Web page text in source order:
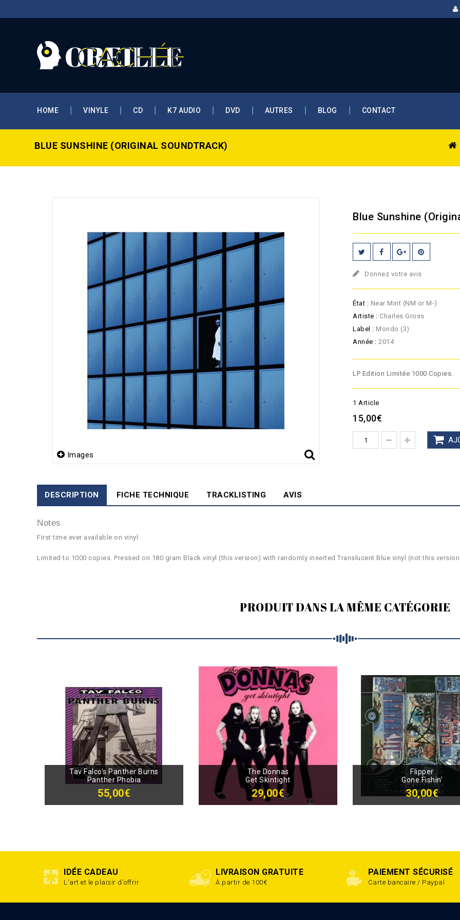
HOME VINYLE CD K7 AUDIO DVD AUTRES BLOG CONTACT
BLUE SUNSHINE (ORIGINAL SOUNDTRACK)
Images
Blue Sunshine
Donnez votre avis
État : Near Mint (NM or M-)
Artiste : Charles Gross
Label : Mondo (3)
Année : 2014
LP Edition Limitée 1000 Copies.
1 Article
15,00€
DESCRIPTION FICHE TECHNIQUE TRACKLISTING AVIS
Notes
First time ever available on vinyl.
Limited to 1000 copies. Pressed on 180 gram Black vinyl (this version) with randomly inserted Translucent Blue vinyl (not this
PRODUIT DANS LA MÊME CATÉGORIE
Tav Falco's Panther Burns
Panther Phobia
55,00€
The Donnas
Get Skintight
29,00€
Flipper
Gone Fishin'
30,00€
IDÉE CADEAU
L'art et le plaisir d'offrir
LIVRAISON GRATUITE
À partir de 100€
PAIEMENT SÉCURISÉ
Carte bancaire / Paypal